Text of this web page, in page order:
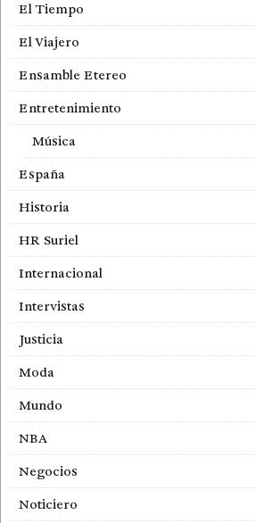
El Tiempo
El Viajero
Ensamble Etereo
Entretenimiento
Música
España
Historia
HR Suriel
Internacional
Intervistas
Justicia
Moda
Mundo
NBA
Negocios
Noticiero